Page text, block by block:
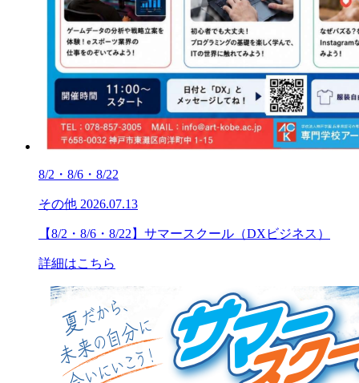
8/2・8/6・8/22
その他 2026.07.13
【8/2・8/6・8/22】サマースクール（DXビジネス）
詳細はこちら